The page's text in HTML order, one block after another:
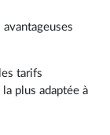
tarifs
plus adaptée à